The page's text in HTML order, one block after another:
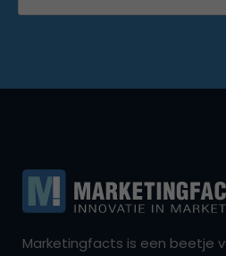
Marketingfacts is een beetje